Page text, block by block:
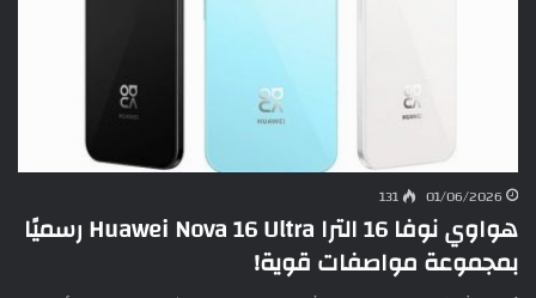
01/06/2026
131
هواوي نوفا 16 الترا Huawei Nova 16 Ultra رسميًا
بمجموعة مواصفات قوية!